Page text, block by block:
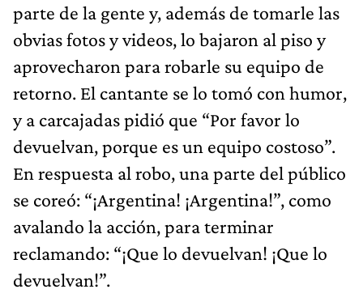
parte de la gente y, además de tomarle las
obvias fotos y videos, lo bajaron al piso y
aprovecharon para robarle su equipo de
retorno. El cantante se lo tomó con humor,
y a carcajadas pidió que “Por favor lo
devuelvan, porque es un equipo costoso”.
En respuesta al robo, una parte del público
se coreó: “¡Argentina! ¡Argentina!”, como
avalando la acción, para terminar
reclamando: “¡Que lo devuelvan! ¡Que lo
devuelvan!”.